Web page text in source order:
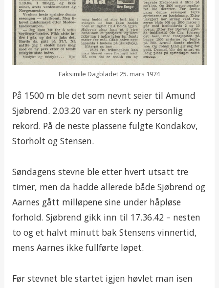
Faksimile Dagbladet 25. mars 1974
På 1500 m ble det som nevnt seier til Amund
Sjøbrend. 2.03.20 var en sterk ny personlig
rekord. På de neste plassene fulgte Kondakov,
Storholt og Stensen.
Søndagens stevne ble etter hvert utsatt tre
timer, men da hadde allerede både Sjøbrend og
Aarnes gått milløpene sine under håpløse
forhold. Sjøbrend gikk inn til 17.36.42 – nesten
to og et halvt minutt bak Stensens vinnertid,
mens Aarnes ikke fullførte løpet.
Før stevnet ble startet igjen høvlet man isen